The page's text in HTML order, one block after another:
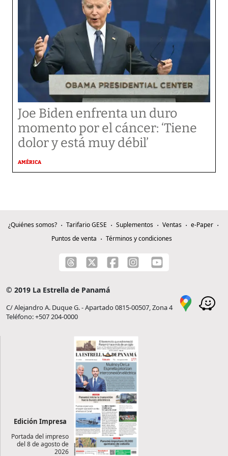
Joe Biden enfrenta un duro
momento por el cáncer: ‘Tiene
dolor y está muy débil’
AMÉRICA
¿Quiénes somos? Tarifario GESE Suplementos Ventas
e-Paper
Puntos de venta
Términos y condiciones
© 2019 La Estrella de Panamá
C/ Alejandro A. Duque G. - Apartado 0815-00507, Zona 4
Teléfono: +507 204-0000
Edición Impresa
Portada del impreso
del 8 de agosto de
2026